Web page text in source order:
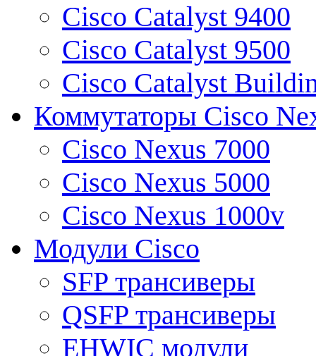
Cisco Catalyst 9400
Cisco Catalyst 9500
Cisco Catalyst
Коммутаторы Cisco
Cisco Nexus 7000
Cisco Nexus 5000
Cisco Nexus 1000v
Модули Cisco
SFP трансиверы
QSFP трансиверы
EHWIC модули